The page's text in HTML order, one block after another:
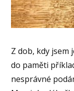
Z dob, kdy jsem
do paměti
nesprávné